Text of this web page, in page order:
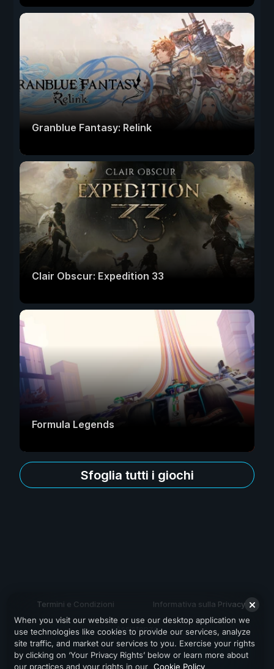
Granblue Fantasy: Relink
Clair Obscur: Expedition 33
Formula Legends
Sfoglia tutti i giochi
Termini e Condizioni Informativa sulla Privacy
Assistenza
When you visit our website or use our desktop application we
use technologies like cookies to provide our services, analyze
site traffic, and market our services to you. Exercise your rights
by clicking on ‘Your Privacy Rights’ below or learn more about
our practices and your rights in our Cookie Policy